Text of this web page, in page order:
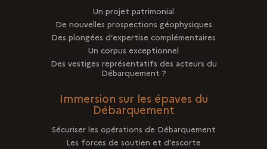
Un projet patrimonial
De nouvelles prospections géophysiques
Des plongées d’expertise complémentaires
Un corpus exceptionnel
Des vestiges représentatifs des acteurs du
Débarquement ?
Immersion sur les épaves du
Débarquement
Sécuriser les opérations de Débarquement
Les forces de soutien et d’escorte